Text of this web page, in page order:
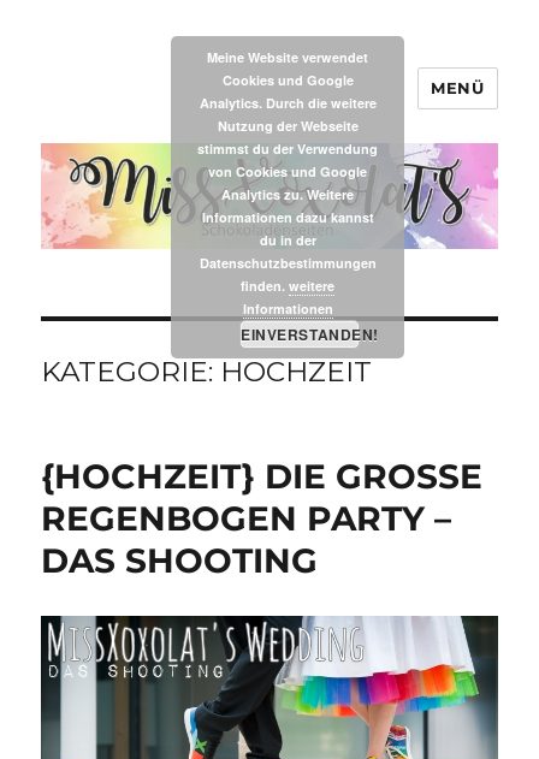
MissXoxolat's
MENÜ
KATEGORIE: HOCHZEIT
{HOCHZEIT} DIE GROSSE
REGENBOGEN PARTY –
DAS SHOOTING
Meine Website verwendet
Cookies und Google
Analytics. Durch die weitere
Nutzung der Webseite
stimmst du der Verwendung
von Cookies und Google
Analytics zu. Weitere
Informationen dazu kannst
du in der
Datenschutzbestimmungen
finden. weitere
Informationen
EINVERSTANDEN!